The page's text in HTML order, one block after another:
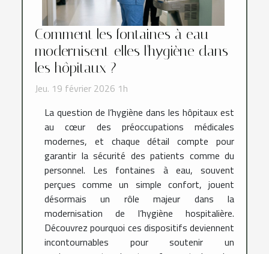
Comment les fontaines à eau
modernisent-elles l'hygiène dans
les hôpitaux ?
Jeu. 19 février 2026 1h
La question de l’hygiène dans les hôpitaux est
au cœur des préoccupations médicales
modernes, et chaque détail compte pour
garantir la sécurité des patients comme du
personnel. Les fontaines à eau, souvent
perçues comme un simple confort, jouent
désormais un rôle majeur dans la
modernisation de l’hygiène hospitalière.
Découvrez pourquoi ces dispositifs deviennent
incontournables pour soutenir un